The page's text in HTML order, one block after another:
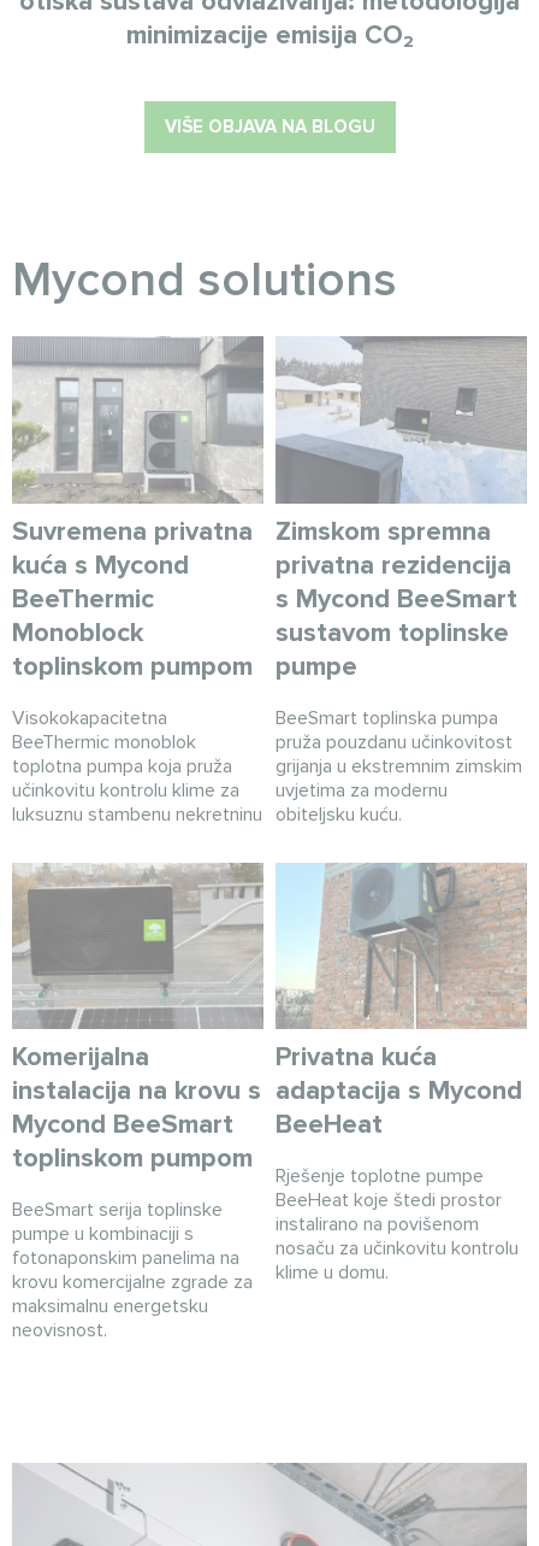
minimizacije emisija CO₂
VIŠE OBJAVA NA BLOGU
Myсond solutions
Suvremena privatna
kuća s Mycond
BeeThermic
Monoblock
toplinskom pumpom
Visokokapacitetna
BeeThermic monoblok
toplotna pumpa koja pruža
učinkovitu kontrolu klime za
luksuznu stambenu nekretninu
Zimskom spremna
privatna rezidencija
s Mycond BeeSmart
sustavom toplinske
pumpe
BeeSmart toplinska pumpa
pruža pouzdanu učinkovitost
grijanja u ekstremnim zimskim
uvjetima za modernu
obiteljsku kuću.
Komerijalna
instalacija na krovu s
Mycond BeeSmart
toplinskom pumpom
BeeSmart serija toplinske
pumpe u kombinaciji s
fotonaponskim panelima na
krovu komercijalne zgrade za
maksimalnu energetsku
neovisnost.
Privatna kuća
adaptacija s Mycond
BeeHeat
Rješenje toplotne pumpe
BeeHeat koje štedi prostor
instalirano na povišenom
nosaču za učinkovitu kontrolu
klime u domu.